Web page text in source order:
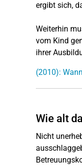
ergibt sich,
Weiterhin
vom Kind
ihrer
(2010):
Wie alt
Nicht